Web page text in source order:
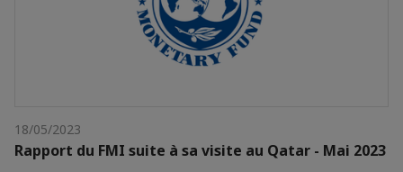
18/05/2023
Rapport du FMI suite à sa visite au Qatar - Mai 2023